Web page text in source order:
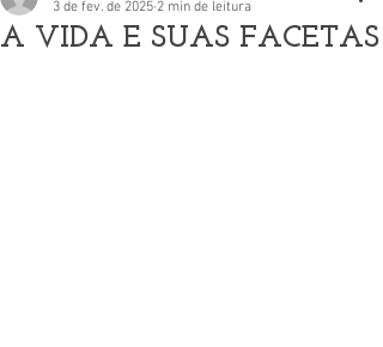
A VIDA E SUAS FACETAS
3 de fev. de 2025 2 min de leitura